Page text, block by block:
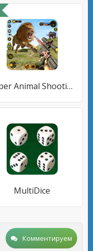
Sniper Animal Shooting Games
MultiDice
Комментируем